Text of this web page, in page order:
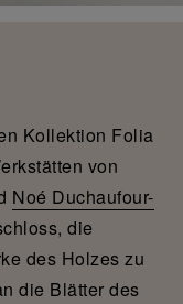
Kollektion Folia
von
Noé Duchaufour-
die
des Holzes zu
die Blätter des